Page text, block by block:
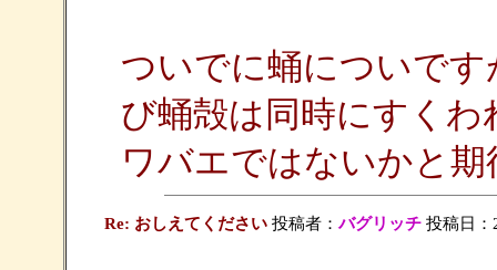
ついでに蛹についで
び蛹殻は同時にすく
ワバエではないかと
Re: おしえてください投稿者：バグリッチ投稿日：